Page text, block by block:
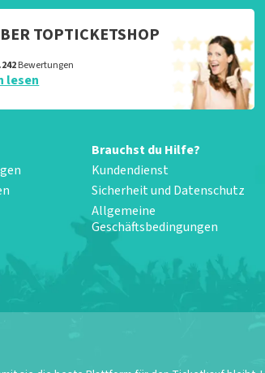
TOPTICKETSHOP
Bewertungen
lesen
Brauchst du Hilfe?
Kundendienst
Sicherheit und Datenschutz
Allgemeine
Geschäftsbedingungen